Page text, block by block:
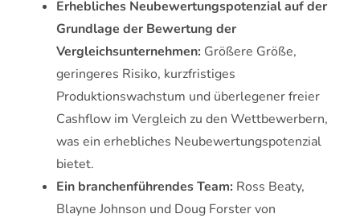
Erhebliches Neubewertungspotenzial auf der
Grundlage der Bewertung der
Vergleichsunternehmen: Größere Größe,
geringeres Risiko, kurzfristiges
Produktionswachstum und überlegener freier
Cashflow im Vergleich zu den Wettbewerbern,
was ein erhebliches Neubewertungspotenzial
bietet.
Ein branchenführendes Team: Ross Beaty,
Blayne Johnson und Doug Forster von